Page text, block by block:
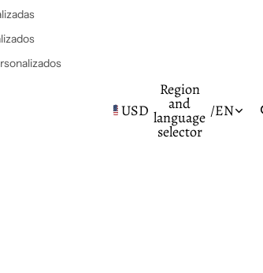
USD
Region
and
language
selector
/EN